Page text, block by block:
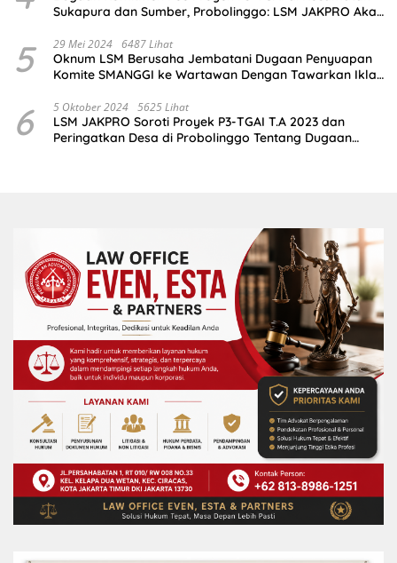
Sukapura dan Sumber, Probolinggo: LSM JAKPRO Akan
5 29 Mei 2024 6487 Lihat
Oknum LSM Berusaha Jembatani Dugaan Penyuapan
Komite SMANGGI ke Wartawan Dengan Tawarkan Iklan
6 5 Oktober 2024 5625 Lihat
LSM JAKPRO Soroti Proyek P3-TGAI T.A 2023 dan
Peringatkan Desa di Probolinggo Tentang Dugaan